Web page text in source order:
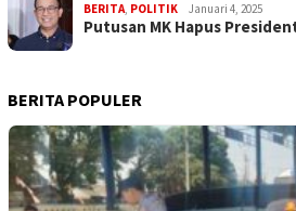
BERITA, POLITIK Januari 4, 2025
Putusan MK Hapus
BERITA POPULER